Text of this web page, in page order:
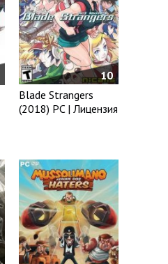
10
Blade Strangers
(2018) PC | Лицензия